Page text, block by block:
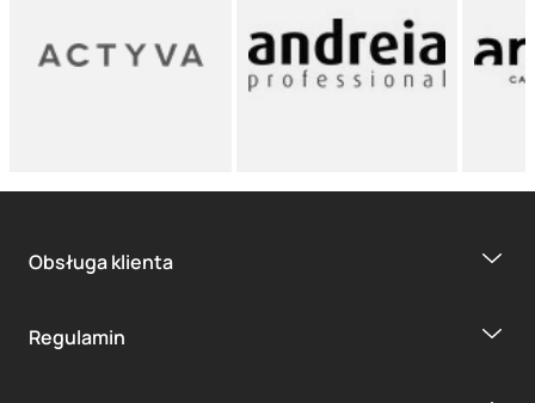
Obsługa klienta
Regulamin